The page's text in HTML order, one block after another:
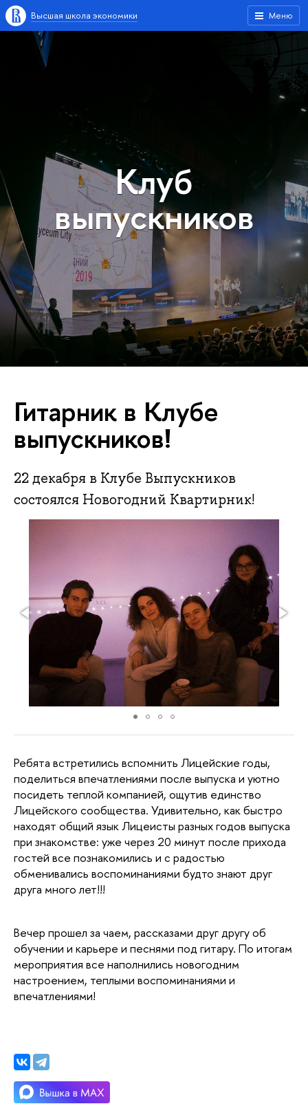
Меню
Высшая школа экономики
Клуб
выпускников
Гитарник в Клубе
выпускников!
22 декабря в Клубе Выпускников
состоялся Новогодний Квартирник!
Ребята встретились вспомнить Лицейские годы,
поделиться впечатлениями после выпуска и уютно
посидеть теплой компанией, ощутив единство
Лицейского сообщества. Удивительно, как быстро
находят общий язык Лицеисты разных годов выпуска
при знакомстве: уже через 20 минут после прихода
гостей все познакомились и с радостью
обменивались воспоминаниями будто знают друг
друга много лет!!!
Вечер прошел за чаем, рассказами друг другу об
обучении и карьере и песнями под гитару. По итогам
мероприятия все наполнились новогодним
настроением, теплыми воспоминаниями и
впечатлениями!